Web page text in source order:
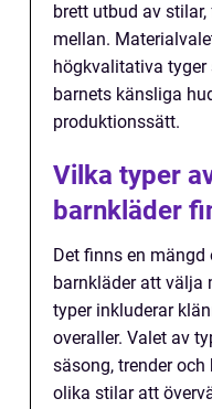
brett utbud av
mellan.
högkvalitativa
barnets känsliga
produktionssätt.
Vilka typer
barnkläder
Det finns en
barnkläder att välja
typer inkluderar
overaller. Valet av
säsong, trender
olika stilar att